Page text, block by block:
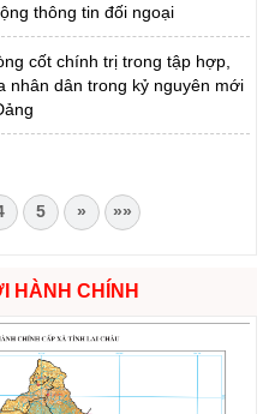
thông tin đối ngoại
cốt chính trị trong tập hợp,
nhân dân trong kỷ nguyên mới
5 » »»
HÀNH CHÍNH